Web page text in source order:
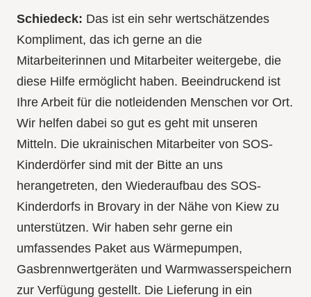
Schiedeck: Das ist ein sehr wertschätzendes
Kompliment, das ich gerne an die
Mitarbeiterinnen und Mitarbeiter weitergebe, die
diese Hilfe ermöglicht haben. Beeindruckend ist
Ihre Arbeit für die notleidenden Menschen vor Ort.
Wir helfen dabei so gut es geht mit unseren
Mitteln. Die ukrainischen Mitarbeiter von SOS-
Kinderdörfer sind mit der Bitte an uns
herangetreten, den Wiederaufbau des SOS-
Kinderdorfs in Brovary in der Nähe von Kiew zu
unterstützen. Wir haben sehr gerne ein
umfassendes Paket aus Wärmepumpen,
Gasbrennwertgeräten und Warmwasserspeichern
zur Verfügung gestellt. Die Lieferung in ein